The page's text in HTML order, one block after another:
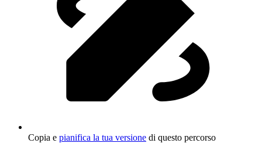
Copia e pianifica la tua versione di questo percorso